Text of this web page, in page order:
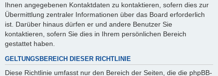
Ihnen angegebenen Kontaktdaten zu kontaktieren, sofern dies zur
Übermittlung zentraler Informationen über das Board erforderlich
ist. Darüber hinaus dürfen er und andere Benutzer Sie
kontaktieren, sofern Sie dies in Ihrem persönlichen Bereich
gestattet haben.
GELTUNGSBEREICH DIESER RICHTLINIE
Diese Richtlinie umfasst nur den Bereich der Seiten, die die phpBB-